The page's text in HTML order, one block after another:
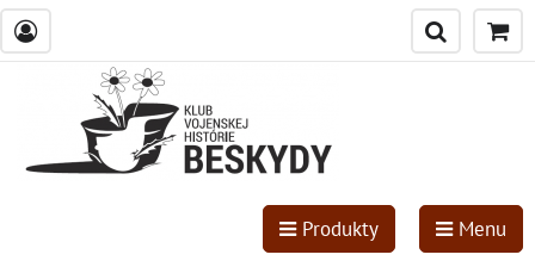
Produkty Menu